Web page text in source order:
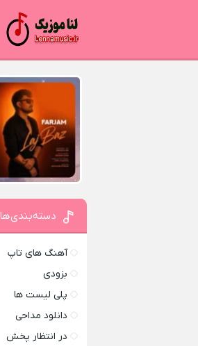
دسته‌بندی‌ها
آهنگ های تاپ
بزودی
پلی لیست ها
دانلود مداحی
در انتظار پخش